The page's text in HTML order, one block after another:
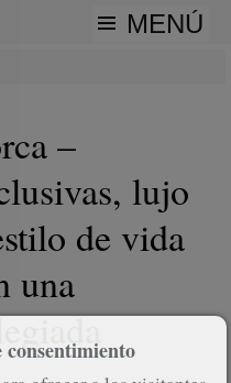
MENÚ
–
lujo
de vida
una